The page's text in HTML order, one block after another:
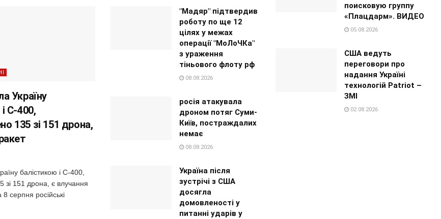
Україну
С-400,
135 зі 151 дрона,
балістикою і С-400,
зі 151 дрона, є влучання
серпня російські
"Мадяр" підтвердив
роботу по ще 12
цілях у межах
операції "МоЛоЧКа"
з ураження
тіньового флоту рф
08.08.2026
росія атакувала
дроном потяг Суми-
Київ, постраждалих
немає
08.08.2026
Україна після
зустрічі з США
досягла
домовленості у
питанні ударів у
поисковую группу
«Плацдарм». ВИДЕО
05.08.2026
США ведуть
переговори про
надання Україні
технологій Patriot –
ЗМІ
02.08.2026